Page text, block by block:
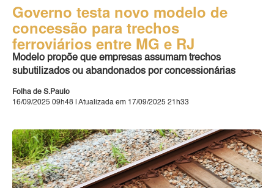
Governo testa novo modelo de
concessão para trechos
ferroviários entre MG e RJ
Modelo propõe que empresas assumam trechos
subutilizados ou abandonados por concessionárias
Folha de S.Paulo
16/09/2025 09h48 | Atualizada em 17/09/2025 21h33